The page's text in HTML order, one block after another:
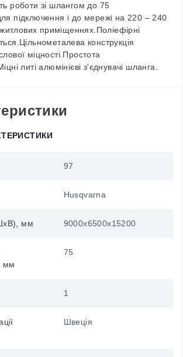
роботи зі шлангом до 75
підключення і до мережі на 220 – 240
приміщеннях.Поліефірні
конструкція
міцності.Простота
литі алюмінієві з'єднувачі шланга.
97
Husqvarna
мм 9000x6500x15200
мм
75
1
Швеція